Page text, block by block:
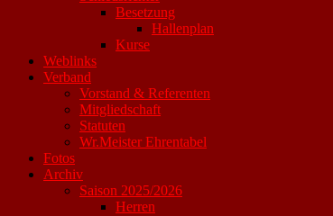
Besetzung
Hallenplan
Kurse
Weblinks
Verband
Vorstand & Referenten
Mitgliedschaft
Statuten
Wr.Meister Ehrentabel
Fotos
Archiv
Saison 2025/2026
Herren